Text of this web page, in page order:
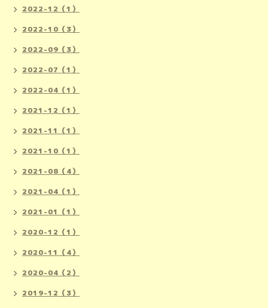
2022-12（1）
2022-10（3）
2022-09（3）
2022-07（1）
2022-04（1）
2021-12（1）
2021-11（1）
2021-10（1）
2021-08（4）
2021-04（1）
2021-01（1）
2020-12（1）
2020-11（4）
2020-04（2）
2019-12（3）